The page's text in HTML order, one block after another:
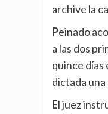
archive la
Peinado acordó el pasado junio abrir juicio oral con jurado popular a Gómez, Álvarez y Barrabés. Además,
a las dos
quince días
dictada
El juez instructor atribuye a Gómez y su asesora presuntos delitos de tráfico de influencias, corrupción